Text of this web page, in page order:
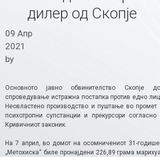
дилер од Скопје
09 Апр
2021
by
Основното јавно обвинителство Скопје
спроведување истражна постапка против едно
Неовластено производство и пуштање во промет
психотропни супстанции и прекурсори
Кривичниот законик.
На 7 април, во домот на осомничениот 31-
„Метохиска“ биле пронајдени 226,89 грама